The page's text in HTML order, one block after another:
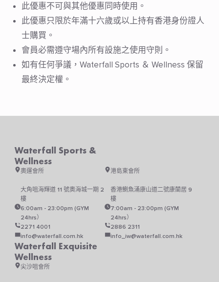
此優惠不可與其他優惠同時使用。
⁠此優惠只限於年滿十六歲或以上持有香港身份證人
士購買。
會員必需遵守場內所有設施之使用守則。
⁠如有任何爭議，Waterfall Sports ＆ Wellness 保留
最終決定權。
Waterfall Sports &
Wellness
奧運會所
大角咀海輝道 11 號奧海城一期 2
樓
6:00am - 23:00pm (GYM
24hrs）
2271 4001
info@waterfall.com.hk
港島東會所
香港鰂魚涌康山道二號康蘭居 9
樓
7:00am - 23:00pm (GYM
24hrs）
2886 2311
info_iw@waterfall.com.hk
Waterfall Exquisite
Wellness
尖沙咀會所